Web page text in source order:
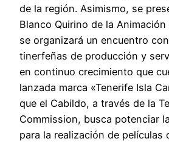
de la región. Asimismo, se
Blanco Quirino de la Animación
se organizará un encuentro
tinerfeñas de producción y
en continuo crecimiento que
lanzada marca «Tenerife Isla
que el Cabildo, a través de la
Commission, busca potenciar
para la realización de películas